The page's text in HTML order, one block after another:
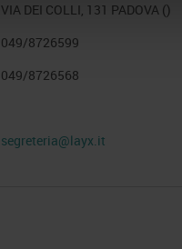
VIA DEI COLLI, 131 PADOVA ()
049/8726599
049/8726568
segreteria@layx.it